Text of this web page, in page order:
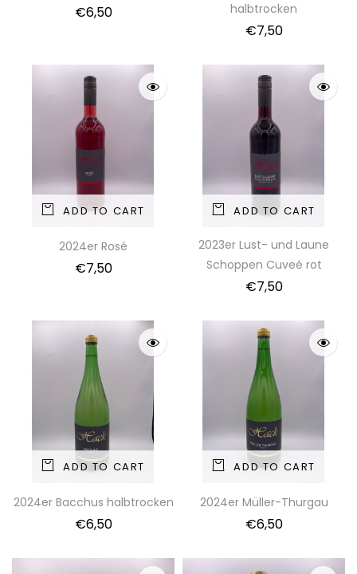
€6,50
halbtrocken
€7,50
ADD TO CART
2024er Rosé
€7,50
ADD TO CART
2023er Lust- und Laune
Schoppen Cuveé rot
€7,50
ADD TO CART
2024er Bacchus halbtrocken
€6,50
ADD TO CART
2024er Müller-Thurgau
€6,50